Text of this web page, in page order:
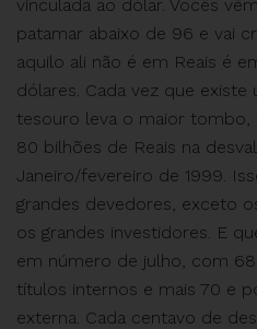
vinculada ao dólar. Vocês
patamar abaixo de 96 e vai
aquilo ali não é em Reais é
dólares. Cada vez que existe
tesouro leva o maior
80 bilhões de Reais na
Janeiro/fevereiro de 1999.
grandes devedores, exceto
os grandes investidores. E
em número de julho, com
títulos internos e mais 70 e
externa. Cada centavo de